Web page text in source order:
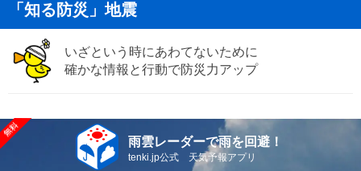
「知る防災」地震
いざという時にあわてないために
確かな情報と行動で防災力アップ
雨雲レーダーで雨を回避！
tenki.jp公式 天気予報アプリ